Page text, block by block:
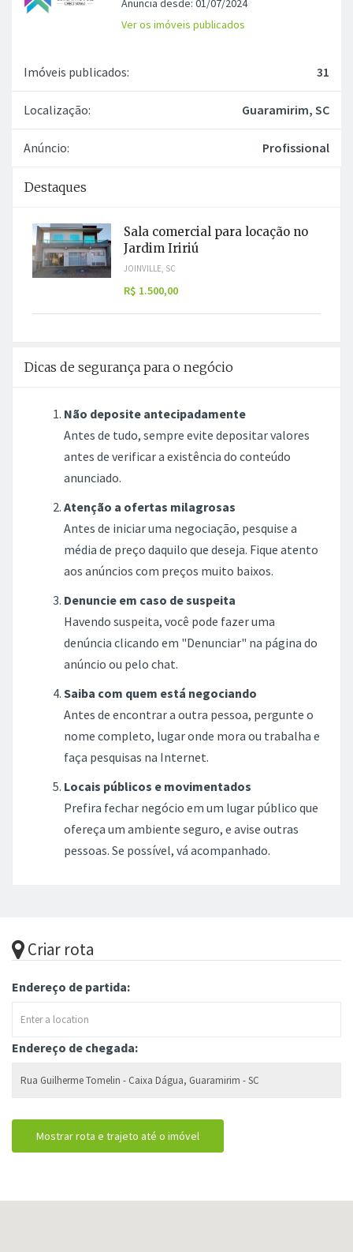
Anuncia desde: 01/07/2024
Ver os imóveis publicados
Imóveis publicados: 31
Localização: Guaramirim, SC
Anúncio: Profissional
Destaques
Sala comercial para locação no
Jardim Iririú
JOINVILLE, SC
R$ 1.500,00
Dicas de segurança para o negócio
Não deposite antecipadamente
Antes de tudo, sempre evite depositar valores
antes de verificar a existência do conteúdo
anunciado.
Atenção a ofertas milagrosas
Antes de iniciar uma negociação, pesquise a
média de preço daquilo que deseja. Fique atento
aos anúncios com preços muito baixos.
Denuncie em caso de suspeita
Havendo suspeita, você pode fazer uma
denúncia clicando em "Denunciar" na página do
anúncio ou pelo chat.
Saiba com quem está negociando
Antes de encontrar a outra pessoa, pergunte o
nome completo, lugar onde mora ou trabalha e
faça pesquisas na Internet.
Locais públicos e movimentados
Prefira fechar negócio em um lugar público que
ofereça um ambiente seguro, e avise outras
pessoas. Se possível, vá acompanhado.
Criar rota
Endereço de partida:
Endereço de chegada: